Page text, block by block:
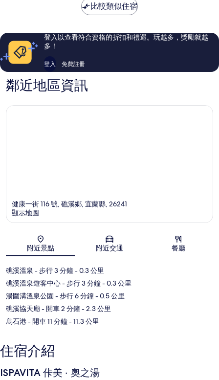
論
評
論
比較類似住宿
登入以查看符合資格的折扣和禮遇。玩越多，獎勵就越
多！
登入 免費註冊
鄰近地區資訊
地圖
健康一街 116 號, 礁溪鄉, 宜蘭縣, 26241
顯示地圖
附近景點 附近交通 餐廳
礁溪溫泉 - 步行 3 分鐘- 0.3 公里
礁溪溫泉遊客中心- 步行 3 分鐘- 0.3 公里
湯圍溝溫泉公園 - 步行 6 分鐘- 0.5 公里
礁溪協天廟 - 開車 2 分鐘- 2.3 公里
烏石港- 開車 11 分鐘- 11.3 公里
住宿介紹
ISPAVITA 佧美 ‧ 奧之湯